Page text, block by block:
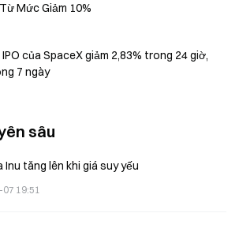
Mức Giảm 10%
của SpaceX giảm 2,83% trong 24 giờ,
7 ngày
sâu
tăng lên khi giá suy yếu
07 19:51